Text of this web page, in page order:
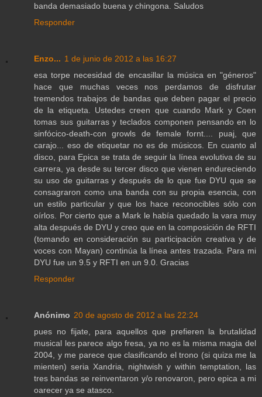
banda demasiado buena y chingona. Saludos
Responder
Enzo... 1 de junio de 2012 a las 16:27
esa torpe necesidad de encasillar la música en "géneros"
hace que muchas veces nos perdamos de disfrutar
tremendos trabajos de bandas que deben pagar el precio
de la etiqueta. Ustedes creen que cuando Mark y Coen
tomas sus guitarras y teclados componen pensando en lo
sinfócico-death-con growls de female fornt.... puaj, que
carajo... eso de etiquetar no es de músicos. En cuanto al
disco, para Epica se trata de seguir la línea evolutiva de su
carrera, ya desde su tercer disco que vienen endureciendo
su uso de guitarras y después de lo que fue DYU que se
consagraron como una banda con su propia esencia, con
un estilo particular y que los hace reconocibles sólo con
oírlos. Por cierto que a Mark le había quedado la vara muy
alta después de DYU y creo que en la composición de RFTI
(tomando en consideración su participación creativa y de
voces con Mayan) continúa la línea antes trazada. Para mi
DYU fue un 9.5 y RFTI en un 9.0. Gracias
Responder
Anónimo 20 de agosto de 2012 a las 22:24
pues no fijate, para aquellos que prefieren la brutalidad
musical les parece algo fresa, ya no es la misma magia del
2004, y me parece que clasificando el trono (si quiza me la
mienten) seria Xandria, nightwish y within temptation, las
tres bandas se reinventaron y/o renovaron, pero epica a mi
oarecer ya se atasco.